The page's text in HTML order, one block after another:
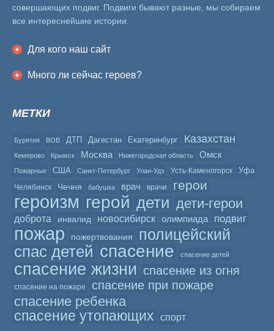
совершающих подвиг. Подвиги бывают разные, мы собираем
все интереснейшие истории.
Для кого наш сайт
Много ли сейчас героев?
МЕТКИ
Бурятия ВОВ ДТП Дагестан Екатеринбург Казахстан
Кемерово Крымск Москва Нижегородская область Омск
Пожарные США Санкт-Петербург Улан-Удэ Усть-Каменогорск Уфа
Челябинск Чечня бабушка врач врачи герои
героизм герой дети дети-герои
доброта инвалид новосибирск олимпиада подвиг
пожар пожертвования
полицейский
спас детей спасение спасение детей
спасение жизни спасение из огня
спасение на пожаре спасение при пожаре
спасение ребенка
спасение утопающих
спорт